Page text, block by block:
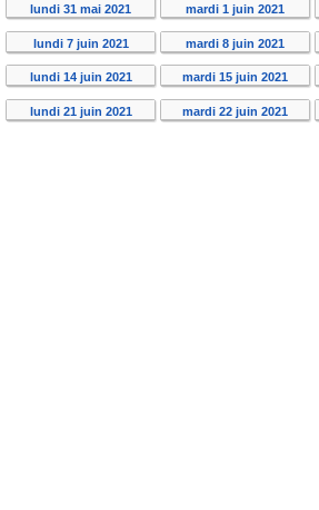
lundi 31 mai 2021 mardi 1 juin 2021
lundi 7 juin 2021 mardi 8 juin 2021
lundi 14 juin 2021 mardi 15 juin 2021
lundi 21 juin 2021 mardi 22 juin 2021